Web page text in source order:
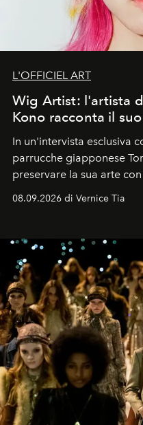
L'OFFICIEL ART
Wig Artist: l'artista
Kono racconta il
In un'intervista esclusiva
parrucche giapponese
preservare la sua arte
08.09.2026 di Vernice Tia